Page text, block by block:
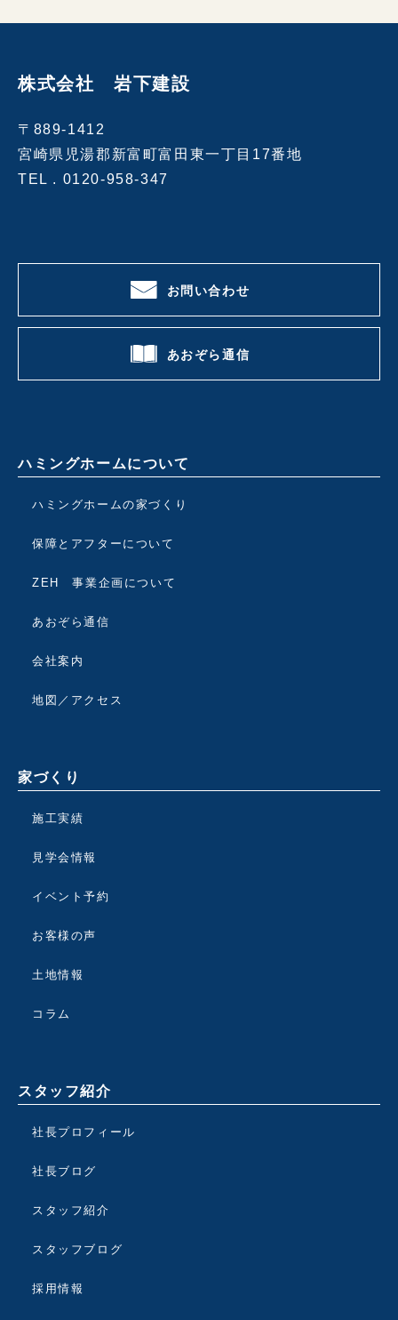
株式会社 岩下建設
〒889-1412
宮崎県児湯郡新富町富田東一丁目17番地
TEL . 0120-958-347
お問い合わせ
あおぞら通信
ハミングホームについて
ハミングホームの家づくり
保障とアフターについて
ZEH 事業企画について
あおぞら通信
会社案内
地図／アクセス
家づくり
施工実績
見学会情報
イベント予約
お客様の声
土地情報
コラム
スタッフ紹介
社長プロフィール
社長ブログ
スタッフ紹介
スタッフブログ
採用情報